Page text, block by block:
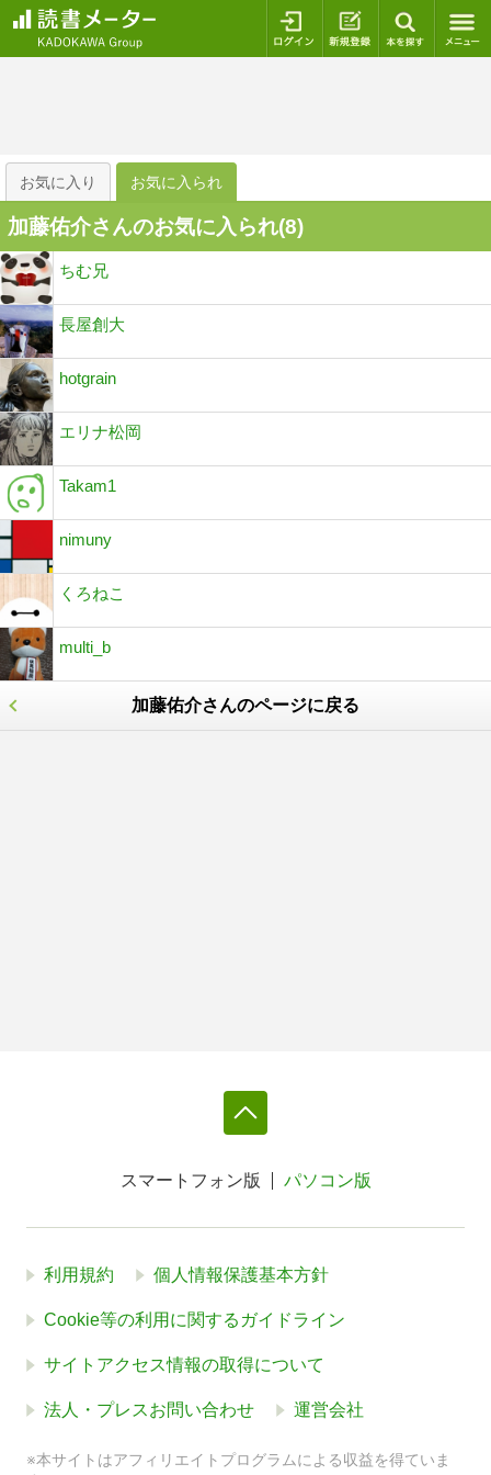
ログイン 新規登録
お気に入り お気に入られ
加藤佑介さんのお気に入られ(8)
ちむ兄
長屋創大
hotgrain
エリナ松岡
Takam1
nimuny
くろねこ
multi_b
加藤佑介さんのページに戻る
スマートフォン版 パソコン版
利用規約 個人情報保護基本方針
Cookie等の利用に関するガイドライン
サイトアクセス情報の取得について
法人・プレスお問い合わせ 運営会社
※本サイトはアフィリエイトプログラムによる収益を得ていま